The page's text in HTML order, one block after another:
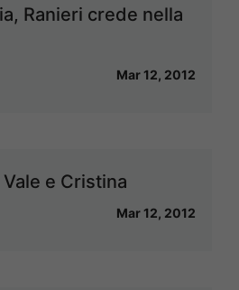
Ranieri crede nella
Mar 12, 2012
e Cristina
Mar 12, 2012